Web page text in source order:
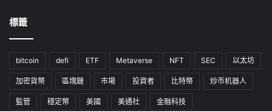
標籤
bitcoin defi ETF Metaverse NFT SEC 以太坊
加密貨幣 區塊鏈 市場 投資者 比特幣 炒币机器人
監管 穩定幣 美國 美通社 金融科技